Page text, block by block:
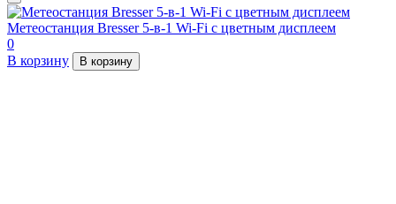
Метеостанция Bresser 5-в-1 Wi-Fi с цветным дисплеем
0
В корзину
В корзину